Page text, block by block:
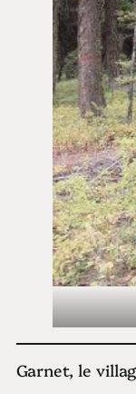
Garnet, le